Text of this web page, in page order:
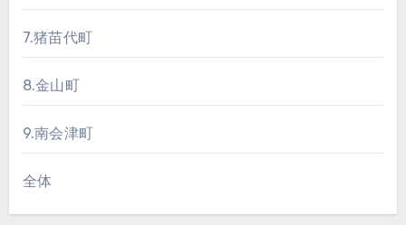
7.猪苗代町
8.金山町
9.南会津町
全体